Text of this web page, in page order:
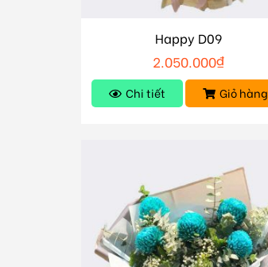
Happy D09
2.050.000₫
Chi tiết Giỏ hàng